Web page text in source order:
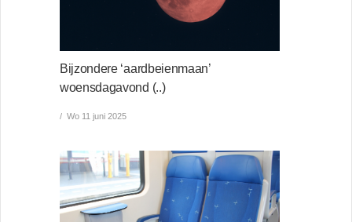
Bijzondere ‘aardbeienmaan’
woensdagavond (..)
Wo 11 juni 2025